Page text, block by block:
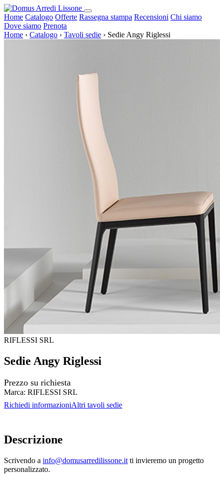
Home Catalogo Offerte Rassegna stampa Recensioni Chi siamo
Dove siamo Prenota
Home › Catalogo › Tavoli sedie › Sedie Angy Riglessi
RIFLESSI SRL
Sedie Angy Riglessi
Prezzo su richiesta
Marca: RIFLESSI SRL
Richiedi informazioniAltri tavoli sedie
Descrizione
Scrivendo a info@domusarredilissone.it ti invieremo un progetto
personalizzato.